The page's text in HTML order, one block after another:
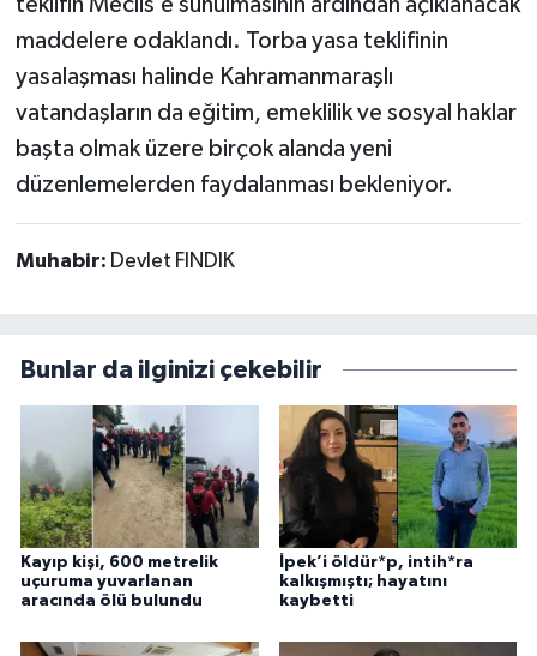
teklifin Meclis’e sunulmasının ardından açıklanacak
maddelere odaklandı. Torba yasa teklifinin
yasalaşması halinde Kahramanmaraşlı
vatandaşların da eğitim, emeklilik ve sosyal haklar
başta olmak üzere birçok alanda yeni
düzenlemelerden faydalanması bekleniyor.
Muhabir: Devlet FINDIK
Bunlar da ilginizi çekebilir
Kayıp kişi, 600 metrelik
uçuruma yuvarlanan
aracında ölü bulundu
İpek’i öldür*p, intih*ra
kalkışmıştı; hayatını
kaybetti